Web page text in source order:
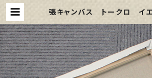
張キャンバス トークロ イ